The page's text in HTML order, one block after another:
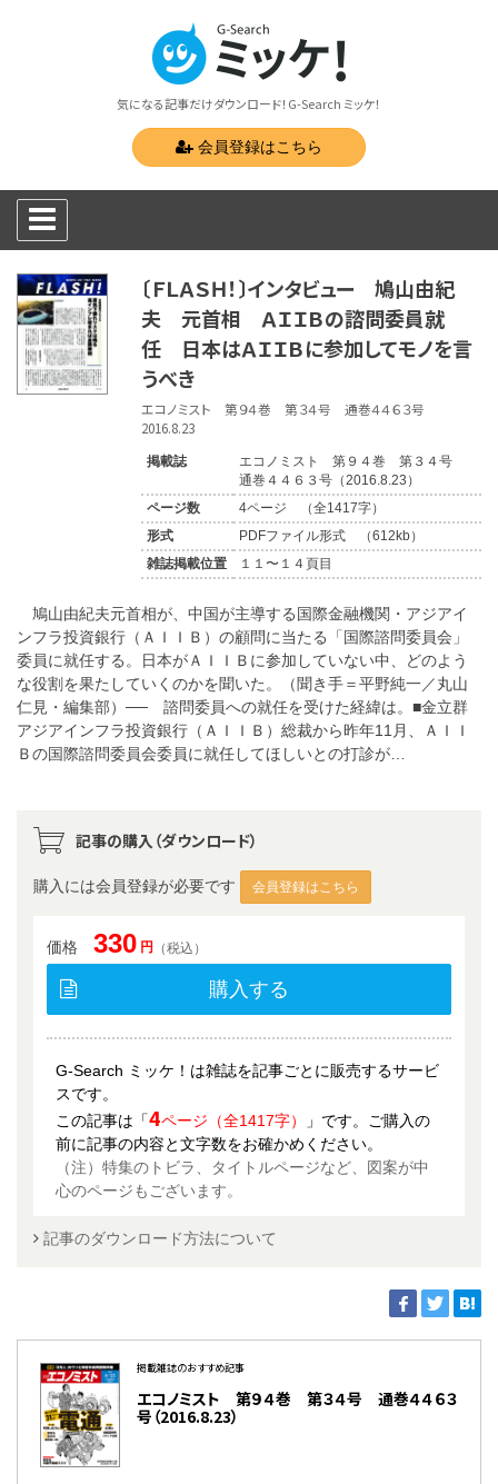
気になる記事だけダウンロード！G-Search ミッケ！
会員登録はこちら
〔ＦＬＡＳＨ！〕インタビュー 鳩山由紀
夫 元首相 ＡＩＩＢの諮問委員就
任 日本はＡＩＩＢに参加してモノを言
うべき
エコノミスト 第９４巻 第３４号 通巻４４６３号
2016.8.23
掲載誌
エコノミスト 第９４巻 第３４号
通巻４４６３号（2016.8.23）
ページ数
4ページ （全1417字）
形式
PDFファイル形式 （612kb）
雑誌掲載位置
１１〜１４頁目
鳩山由紀夫元首相が、中国が主導する国際金融機関・アジアイ
ンフラ投資銀行（ＡＩＩＢ）の顧問に当たる「国際諮問委員会」
委員に就任する。日本がＡＩＩＢに参加していない中、どのよう
な役割を果たしていくのかを聞いた。（聞き手＝平野純一／丸山
仁見・編集部）── 諮問委員への就任を受けた経緯は。■金立群
アジアインフラ投資銀行（ＡＩＩＢ）総裁から昨年11月、ＡＩＩ
Ｂの国際諮問委員会委員に就任してほしいとの打診が…
記事の購入（ダウンロード）
購入には会員登録が必要です 会員登録はこちら
価格 330 円 （税込）
購入する
G-Search ミッケ！は雑誌を記事ごとに販売するサービ
スです。
この記事は「4ページ（全1417字）
」です。ご購入の
前に記事の内容と文字数をお確かめください。
（注）特集のトビラ、タイトルページなど、図案が中
心のページもございます。
記事のダウンロード方法について
掲載雑誌のおすすめ記事
エコノミスト 第９４巻 第３４号 通巻４４６３
号（2016.8.23）